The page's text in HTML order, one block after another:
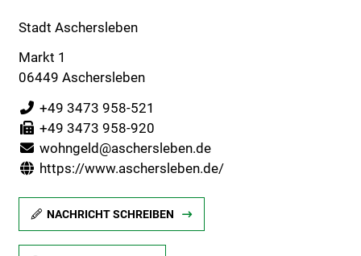
Stadt Aschersleben
Markt 1
06449 Aschersleben
+49 3473 958-521
+49 3473 958-920
wohngeld@aschersleben.de
https://www.aschersleben.de/
NACHRICHT SCHREIBEN